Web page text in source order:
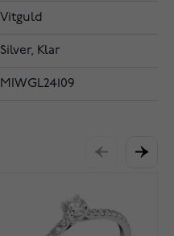
Vitguld
Silver, Klar
MIWGL24109